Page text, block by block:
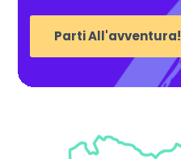
Parti All'avventura!